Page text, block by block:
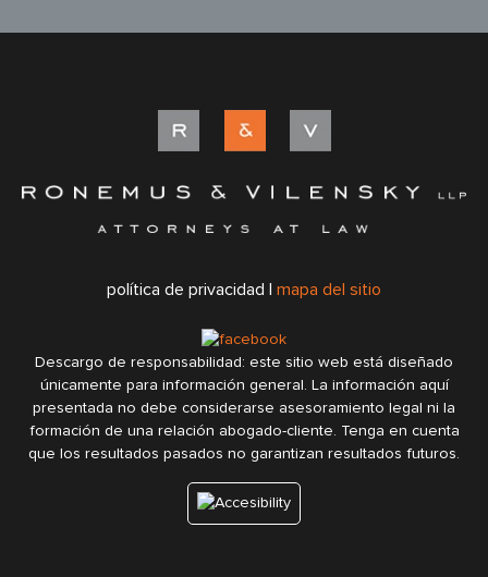
política de privacidad | mapa del sitio
Descargo de responsabilidad: este sitio web está diseñado
únicamente para información general. La información aquí
presentada no debe considerarse asesoramiento legal ni la
formación de una relación abogado-cliente. Tenga en cuenta
que los resultados pasados no garantizan resultados futuros.